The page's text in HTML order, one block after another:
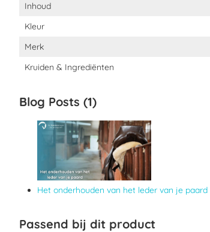
Inhoud
Kleur
Merk
Kruiden & Ingrediënten
Blog Posts (1)
Het onderhouden van het leder van je paard
Passend bij dit product